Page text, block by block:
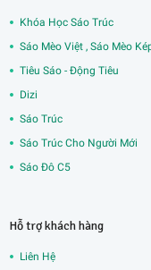
Khóa Học Sáo Trúc
Sáo Mèo Việt , Sáo Mèo
Tiêu Sáo - Động Tiêu
Dizi
Sáo Trúc
Sáo Trúc Cho Người Mới
Sáo Đô C5
Hỗ trợ khách hàng
Liên Hệ